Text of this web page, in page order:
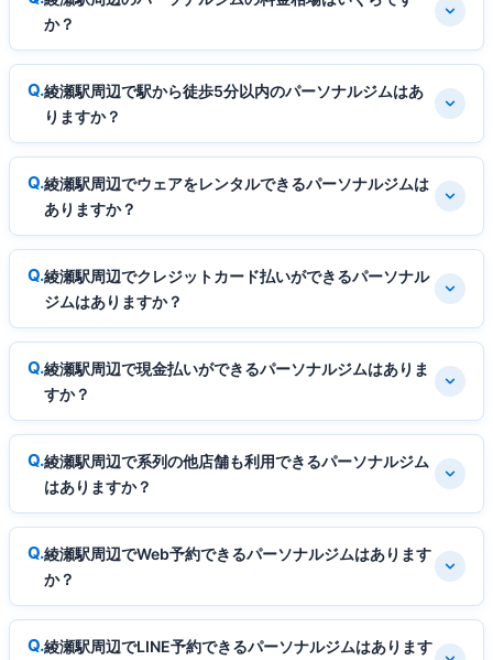
か？
綾瀬駅周辺で駅から徒歩5分以内のパーソナルジムはあ
りますか？
綾瀬駅周辺でウェアをレンタルできるパーソナルジムは
ありますか？
綾瀬駅周辺でクレジットカード払いができるパーソナル
ジムはありますか？
綾瀬駅周辺で現金払いができるパーソナルジムはありま
すか？
綾瀬駅周辺で系列の他店舗も利用できるパーソナルジム
はありますか？
綾瀬駅周辺でWeb予約できるパーソナルジムはあります
か？
綾瀬駅周辺でLINE予約できるパーソナルジムはあります